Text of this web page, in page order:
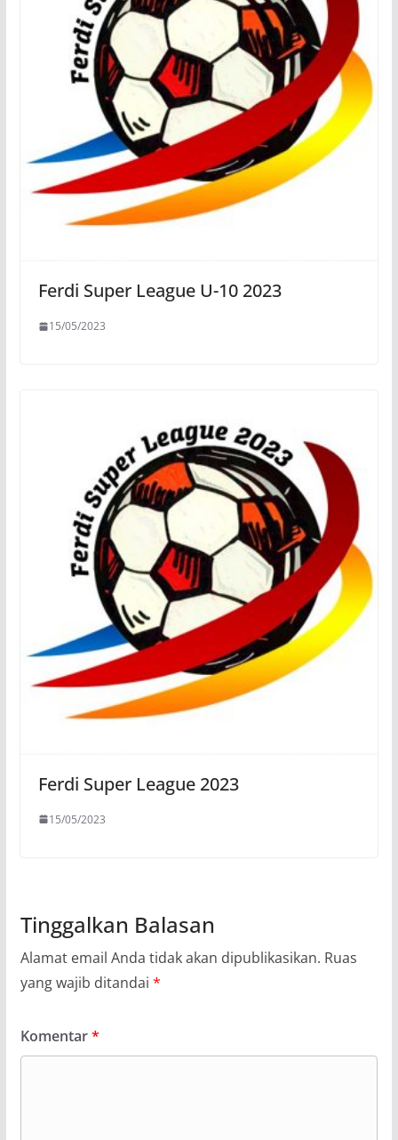
Ferdi Super League U-10 2023
15/05/2023
Ferdi Super League 2023
15/05/2023
Tinggalkan Balasan
Alamat email Anda tidak akan dipublikasikan. Ruas
yang wajib ditandai *
Komentar*